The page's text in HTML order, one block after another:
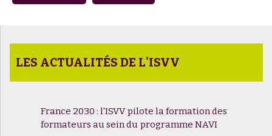
LES ACTUALITÉS DE L'ISVV
France 2030 : l'ISVV pilote la formation des
formateurs au sein du programme NAVI